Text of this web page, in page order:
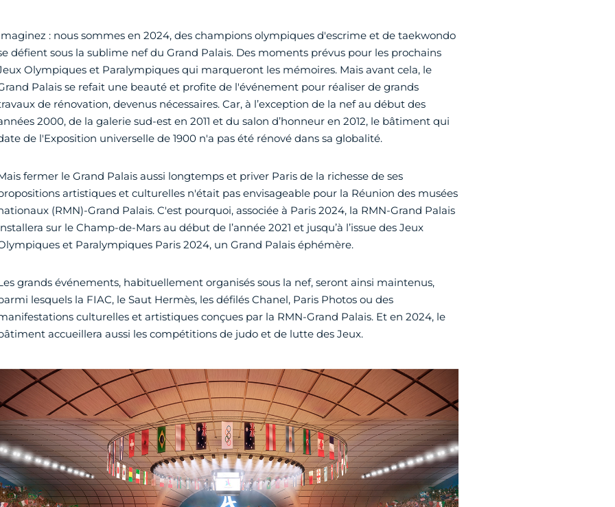
: nous sommes en 2024, des champions olympiques d'escrime et de taekwondo
défient sous la sublime nef du Grand Palais. Des moments prévus pour les prochains
Olympiques et Paralympiques qui marqueront les mémoires. Mais avant cela, le
Palais se refait une beauté et profite de l'événement pour réaliser de grands
de rénovation, devenus nécessaires. Car, à l’exception de la nef au début des
2000, de la galerie sud-est en 2011 et du salon d’honneur en 2012, le bâtiment qui
de l'Exposition universelle de 1900 n'a pas été rénové dans sa globalité.
fermer le Grand Palais aussi longtemps et priver Paris de la richesse de ses
artistiques et culturelles n'était pas envisageable pour la Réunion des musées
(RMN)-Grand Palais. C'est pourquoi, associée à Paris 2024, la RMN-Grand Palais
sur le Champ-de-Mars au début de l’année 2021 et jusqu’à l’issue des Jeux
et Paralympiques Paris 2024, un Grand Palais éphémère.
grands événements, habituellement organisés sous la nef, seront ainsi maintenus,
lesquels la FIAC, le Saut Hermès, les défilés Chanel, Paris Photos ou des
culturelles et artistiques conçues par la RMN-Grand Palais. Et en 2024, le
accueillera aussi les compétitions de judo et de lutte des Jeux.